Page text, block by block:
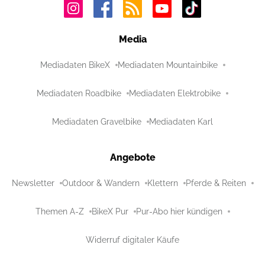
Media
Mediadaten BikeX Mediadaten Mountainbike
Mediadaten Roadbike Mediadaten Elektrobike
Mediadaten Gravelbike Mediadaten Karl
Angebote
Newsletter Outdoor & Wandern Klettern Pferde & Reiten
Themen A-Z BikeX Pur Pur-Abo hier kündigen
Widerruf digitaler Käufe